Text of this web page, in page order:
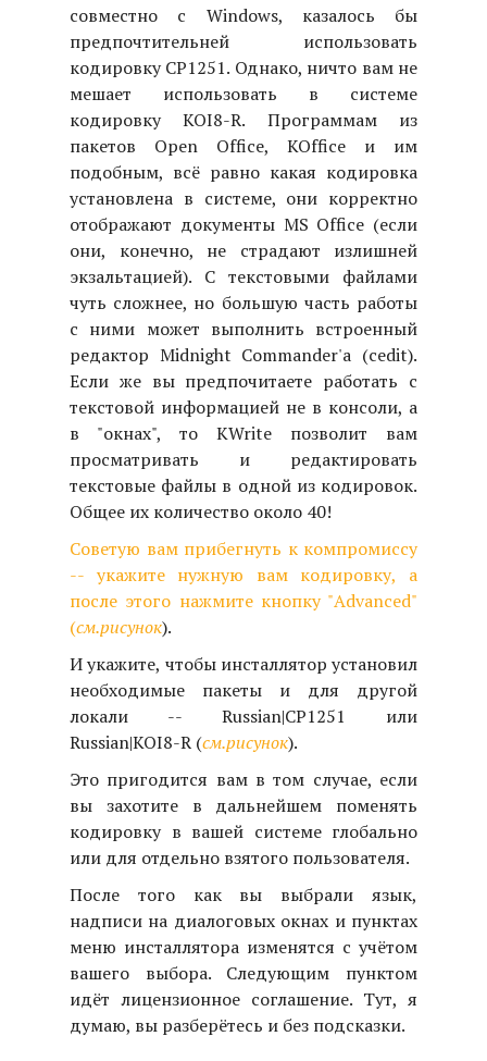
совместно с Windows, казалось бы
предпочтительней использовать
кодировку CP1251. Однако, ничто вам не
мешает использовать в системе
кодировку KOI8-R. Программам из
пакетов Open Office, KOffice и им
подобным, всё равно какая кодировка
установлена в системе, они корректно
отображают документы MS Office (если
они, конечно, не страдают излишней
экзальтацией). С текстовыми файлами
чуть сложнее, но большую часть работы
с ними может выполнить встроенный
редактор Midnight Commander'а (cedit).
Если же вы предпочитаете работать с
текстовой информацией не в консоли, а
в "окнах", то KWrite позволит вам
просматривать и редактировать
текстовые файлы в одной из кодировок.
Общее их количество около 40!
Советую вам прибегнуть к компромиссу
-- укажите нужную вам кодировку, а
после этого нажмите кнопку "Advanced"
(см.рисунок).
И укажите, чтобы инсталлятор установил
необходимые пакеты и для другой
локали -- Russian|CP1251 или
Russian|KOI8-R (см.рисунок).
Это пригодится вам в том случае, если
вы захотите в дальнейшем поменять
кодировку в вашей системе глобально
или для отдельно взятого пользователя.
После того как вы выбрали язык,
надписи на диалоговых окнах и пунктах
меню инсталлятора изменятся с учётом
вашего выбора. Следующим пунктом
идёт лицензионное соглашение. Тут, я
думаю, вы разберётесь и без подсказки.